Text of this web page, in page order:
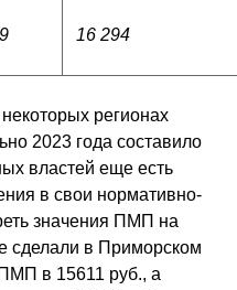
16 294
регионах
2023 года составило
властей еще есть
в свои нормативно-
значения ПМП на
сделали в Приморском
в 15611 руб., а